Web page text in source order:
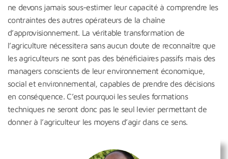
ne devons jamais sous-estimer leur capacité à comprendre les
contraintes des autres opérateurs de la chaîne
d’approvisionnement. La véritable transformation de
l’agriculture nécessitera sans aucun doute de reconnaître que
les agriculteurs ne sont pas des bénéficiaires passifs mais des
managers conscients de leur environnement économique,
social et environnemental, capables de prendre des décisions
en conséquence. C’est pourquoi les seules formations
techniques ne seront donc pas le seul levier permettant de
donner à l’agriculteur les moyens d’agir dans ce sens.